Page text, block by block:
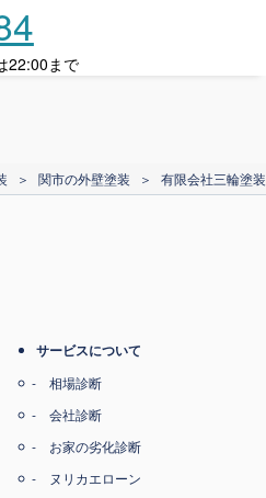
22:00まで
＞ 関市の外壁塗装 ＞ 有限会社三輪塗
サービスについて
相場診断
会社診断
お家の劣化診断
ヌリカエローン